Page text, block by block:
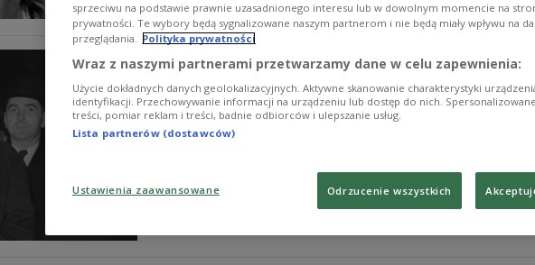
"Czyż jest rzeczą możliwą, żeby Hitler
pomocy Polsce
- Polacy mieli nadzieję, że Hitler powstrzyma się od
Polskę, ale i ewentualność walki z Wielką Brytanią
Zobacz więcej na temat: II wojna światowa Józef Beck
sprzeciwu na podstawie prawnie uzasadnionego interesu lub w dowolnym momencie na
prywatności. Te wybory będą sygnalizowane naszym partnerom i nie będą miały wpływu na
przeglądania. Polityka prywatności
Wraz z naszymi partnerami przetwarzamy dane w celu zapewnienia:
Użycie dokładnych danych geolokalizacyjnych. Aktywne skanowanie charakterystyki
identyfikacji. Przechowywanie informacji na urządzeniu lub dostęp do nich.
treści, pomiar reklam i treści, badnie odbiorców i ulepszanie usług.
Lista partnerów (dostawców)
Ustawienia zaawansowane Odrzucenie wszystkich